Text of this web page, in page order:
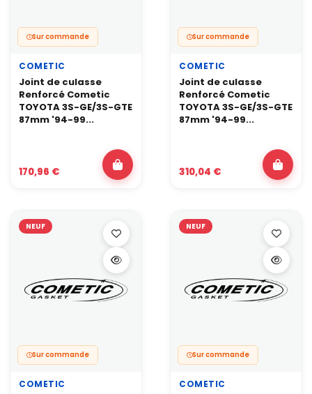
Sur commande
COMETIC
Joint de culasse
Renforcé Cometic
TOYOTA 3S-GE/3S-GTE
87mm '94-99...
170,96 €
Sur commande
COMETIC
Joint de culasse
Renforcé Cometic
TOYOTA 3S-GE/3S-GTE
87mm '94-99...
310,04 €
NEUF
Sur commande
COMETIC
NEUF
Sur commande
COMETIC